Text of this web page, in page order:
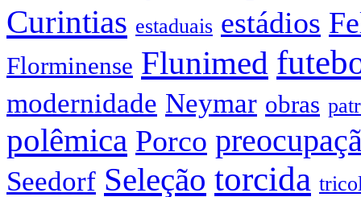
Curintias estaduais estádios
Florminense Flunimed
modernidade Neymar obras
polêmica Porco
Seedorf Seleção torcida